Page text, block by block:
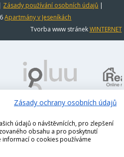
Zásady používání osobních údajů |
Apartmány v Jeseníkách
Tvorba www stránekWINTERNET
Zásady ochrany osobních údajů
údajů o návštěvnících, pro zlepšení
obsahu a pro poskytnutí
informací o cookies používáme